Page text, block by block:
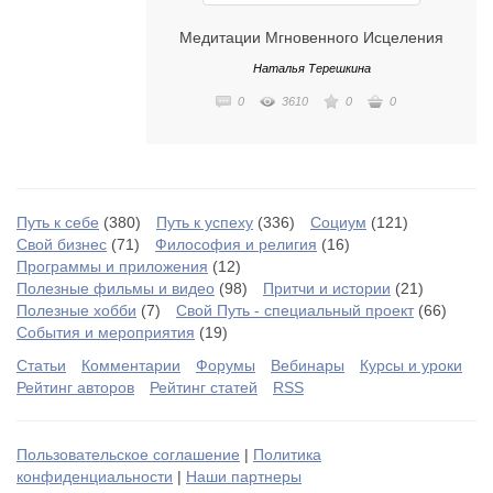
Безусловной Любви!
Медитации Мгновенного Исцеления
Наталья Терешкина
0 3610 0 0
Путь к себе (380) Путь к успеху (336) Социум (121)
Свой бизнес (71) Философия и религия (16)
Программы и приложения (12)
Полезные фильмы и видео (98) Притчи и истории (21)
Полезные хобби (7) Свой Путь - специальный проект(66)
События и мероприятия (19)
Статьи
Комментарии Форумы Вебинары
Курсы и уроки
Рейтинг авторов
Рейтинг статей RSS
Пользовательское соглашение | Политика
конфиденциальности | Наши партнеры